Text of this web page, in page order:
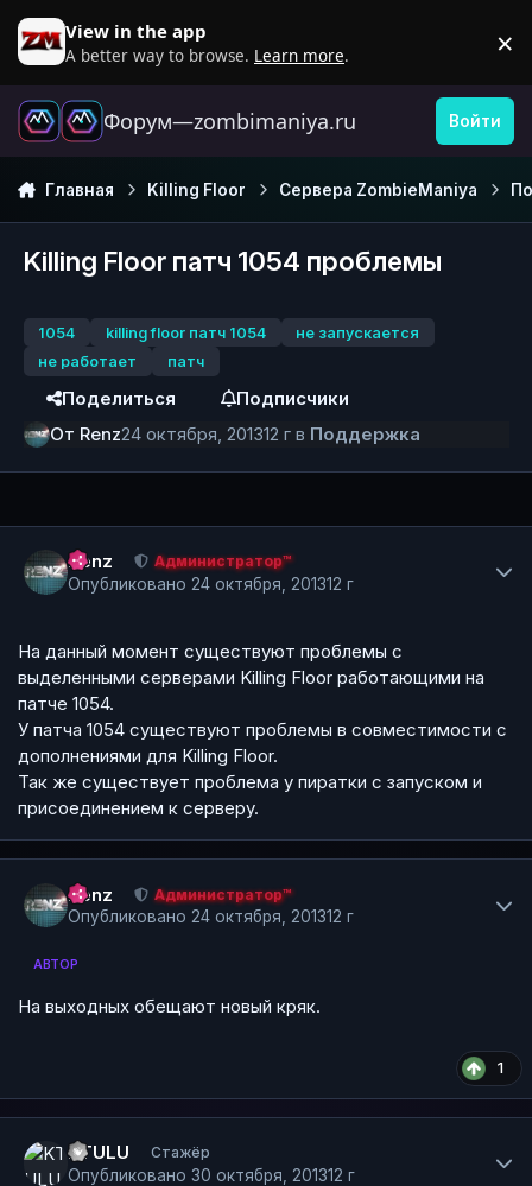
Перейти к содержанию
View in the app
A better way to browse. Learn more. ×
Форум—zombimaniya.ru Войти
Главная Killing Floor Сервера ZombieManiya
Killing Floor патч 1054 проблемы
1054 killing floor патч 1054
не запускается
не работает
патч
Поделиться
Подписчики
От Renz24 октября, 201312 г в Поддержка
Renz Администратор™
Опубликовано 24 октября, 201312 г
На данный момент существуют проблемы с
выделенными серверами Killing Floor работающими на
патче 1054.
У патча 1054 существуют проблемы в совместимости с
дополнениями для Killing Floor.
Так же существует проблема у пиратки с запуском и
присоединением к серверу.
Renz Администратор™
Опубликовано 24 октября, 201312 г
АВТОР
На выходных обещают новый кряк.
1
KTULU Стажёр
Опубликовано 30 октября, 201312 г